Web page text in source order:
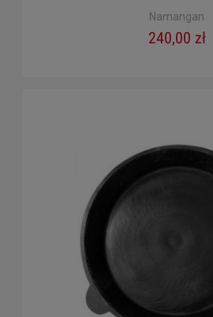
Namangan
240,00 zł